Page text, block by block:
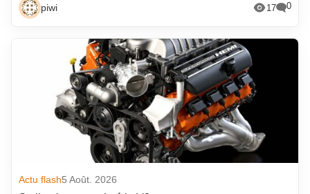
piwi 17 0
Actu flash5 Août. 2026